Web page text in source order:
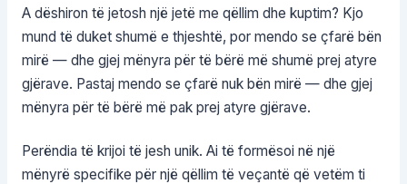
A dëshiron të jetosh një jetë me qëllim dhe kuptim? Kjo
mund të duket shumë e thjeshtë, por mendo se çfarë bën
mirë — dhe gjej mënyra për të bërë më shumë prej atyre
gjërave. Pastaj mendo se çfarë nuk bën mirë — dhe gjej
mënyra për të bërë më pak prej atyre gjërave.
Perëndia të krijoi të jesh unik. Ai të formësoi në një
mënyrë specifike për një qëllim të veçantë që vetëm ti